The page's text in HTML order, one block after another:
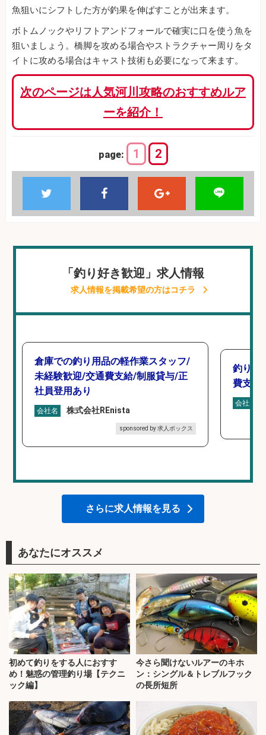
魚狙いにシフトした方が釣果を伸ばすことが出来ます。
ボトムノックやリフトアンドフォールで確実に口を使う魚を
狙いましょう。橋脚を攻める場合やストラクチャー周りをタ
イトに攻める場合はキャスト技術も必要になって来ます。
次のページは人気河川攻略のおすすめルア
ーを紹介！
page: 1 2
「釣り好き歓迎」求人情報
求人情報を掲載希望の方はコチラ
倉庫での釣り用品の軽作業スタッフ/
未経験歓迎/交通費支給/制服貸与/正
社員登用あり
会社名 株式会社REnista
sponsored by 求人ボックス
釣り具
費支給
会社名
さらに求人情報を見る
あなたにオススメ
初めて釣りをする人におすす
め！魅惑の管理釣り場【テクニ
ック編】
今さら聞けないルアーのキホ
ン：シングル＆トレブルフック
の長所短所